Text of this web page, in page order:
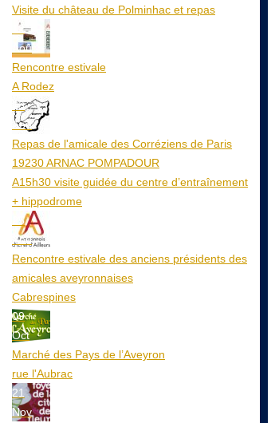
Visite du château de Polminhac et repas
12
Aoû
Rencontre estivale
A Rodez
23
Aoû
Repas de l'amicale des Corréziens de Paris
19230 ARNAC POMPADOUR
A15h30 visite guidée du centre d’entraînement
+ hippodrome
25
Aoû
Rencontre estivale des anciens présidents des
amicales aveyronnaises
Cabrespines
09
Oct
Marché des Pays de l’Aveyron
rue l'Aubrac
21
Nov